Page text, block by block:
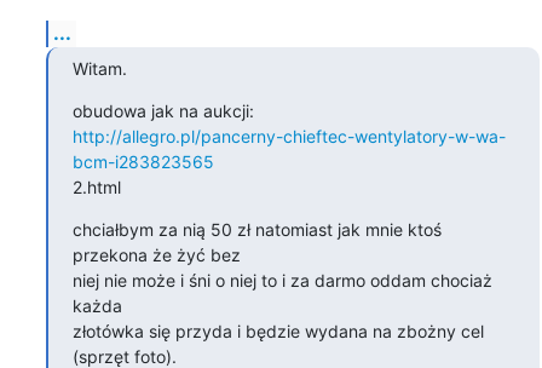
...
Witam.
http://allegro.pl/pancerny-chieftec-wentylatory-w-wa-
bcm-i283823565
2.html
chciałbym za nią 50 zł natomiast jak mnie ktoś
przekona że żyć bez
niej nie może i śni o niej to i za darmo oddam chociaż
każda
złotówka się przyda i będzie wydana na zbożny cel
(sprzęt foto).